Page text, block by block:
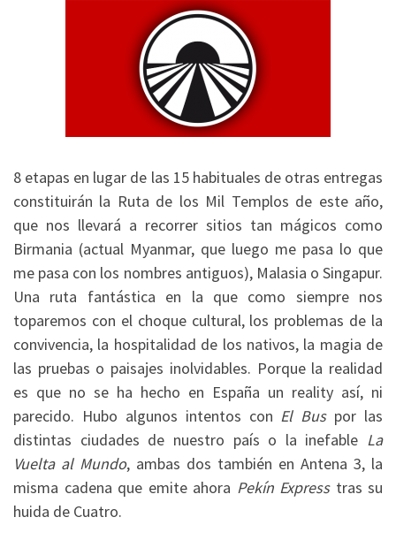
8 etapas en lugar de las 15 habituales de otras entregas
constituirán la Ruta de los Mil Templos de este año,
que nos llevará a recorrer sitios tan mágicos como
Birmania (actual Myanmar, que luego me pasa lo que
me pasa con los nombres antiguos), Malasia o Singapur.
Una ruta fantástica en la que como siempre nos
toparemos con el choque cultural, los problemas de la
convivencia, la hospitalidad de los nativos, la magia de
las pruebas o paisajes inolvidables. Porque la realidad
es que no se ha hecho en España un reality así, ni
parecido. Hubo algunos intentos con El Buspor las
distintas ciudades de nuestro país o la inefable La
Vuelta al Mundo, ambas dos también en Antena 3, la
misma cadena que emite ahora Pekín Expresstras su
huida de Cuatro.